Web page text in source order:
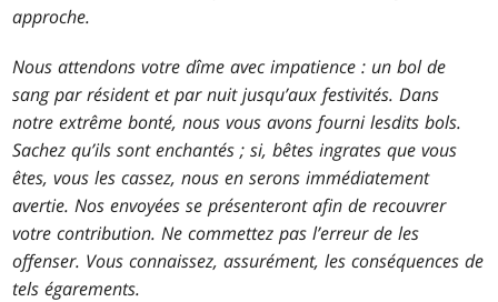
approche.
Nous attendons votre dîme avec impatience : un bol de
sang par résident et par nuit jusqu’aux festivités. Dans
notre extrême bonté, nous vous avons fourni lesdits bols.
Sachez qu’ils sont enchantés ; si, bêtes ingrates que vous
êtes, vous les cassez, nous en serons immédiatement
avertie. Nos envoyées se présenteront afin de recouvrer
votre contribution. Ne commettez pas l’erreur de les
offenser. Vous connaissez, assurément, les conséquences de
tels égarements.